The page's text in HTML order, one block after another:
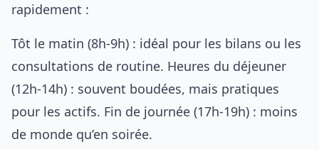
rapidement :
Tôt le matin (8h-9h) : idéal pour les bilans ou les
consultations de routine. Heures du déjeuner
(12h-14h) : souvent boudées, mais pratiques
pour les actifs. Fin de journée (17h-19h) : moins
de monde qu’en soirée.